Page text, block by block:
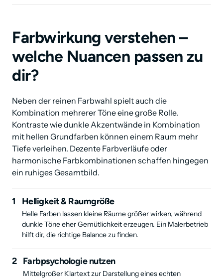
Farbwirkung verstehen –
welche Nuancen passen zu
dir?
Neben der reinen Farbwahl spielt auch die
Kombination mehrerer Töne eine große Rolle.
Kontraste wie dunkle Akzentwände in Kombination
mit hellen Grundfarben können einem Raum mehr
Tiefe verleihen. Dezente Farbverläufe oder
harmonische Farbkombinationen schaffen hingegen
ein ruhiges Gesamtbild.
1 Helligkeit & Raumgröße
Helle Farben lassen kleine Räume größer wirken, während
dunkle Töne eher Gemütlichkeit erzeugen. Ein Malerbetrieb
hilft dir, die richtige Balance zu finden.
2 Farbpsychologie nutzen
Mittelgroßer Klartext zur Darstellung eines echten